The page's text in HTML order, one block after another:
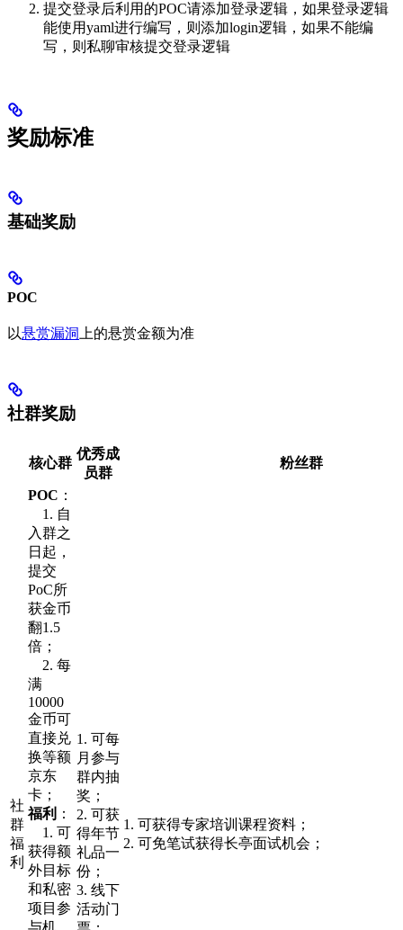
提交登录后利用的POC请添加登录逻辑，如果登录逻辑
能使用yaml进行编写，则添加login逻辑，如果不能编
写，则私聊审核提交登录逻辑
奖励标准
基础奖励
POC
以悬赏漏洞 上的悬赏金额为准
社群奖励
核心群
优秀成
员群
粉丝群
社
群
福
利
POC ：
1. 自
入群之
日起，
提交
PoC所
获金币
翻1.5
倍；
2. 每
满
10000
金币可
直接兑
换等额
京东
卡；
福利 ：
1. 可
获得额
外目标
和私密
项目参
与机
1. 可每
月参与
群内抽
奖；
2. 可获
得年节
礼品一
份；
3. 线下
活动门
1. 可获得专家培训课程资料；
2. 可免笔试获得长亭面试机会；